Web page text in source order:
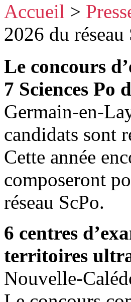
Accueil >
2026 du
Le concours
7 Sciences Po
Germain-en-
candidats sont
Cette année
composeront
réseau ScPo.
6 centres
territoires
Nouvelle-